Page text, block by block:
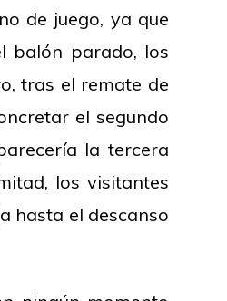
de juego, ya que
balón parado, los
tras el remate de
el segundo
la tercera
los visitantes
hasta el descanso